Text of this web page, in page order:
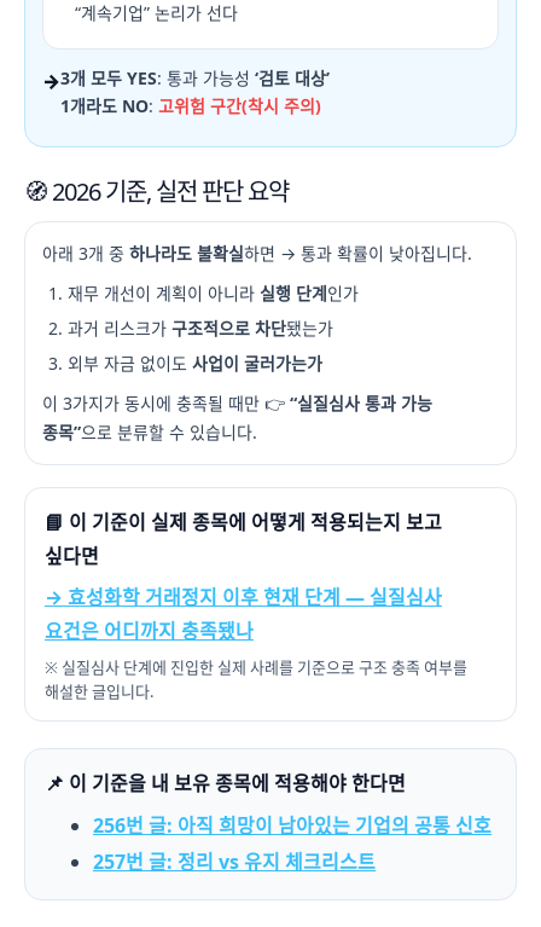
“계속기업” 논리가 선다
→3개 모두 YES: 통과 가능성 ‘검토 대상’
1개라도 NO: 고위험 구간(착시 주의)
🧭 2026 기준, 실전 판단 요약
아래 3개 중 하나라도 불확실하면 → 통과 확률이 낮아집니다.
재무 개선이 계획이 아니라 실행 단계인가
과거 리스크가 구조적으로 차단됐는가
외부 자금 없이도 사업이 굴러가는가
이 3가지가 동시에 충족될 때만 👉 “실질심사 통과 가능
종목”으로 분류할 수 있습니다.
📘 이 기준이 실제 종목에 어떻게 적용되는지 보고
싶다면
→ 효성화학 거래정지 이후 현재 단계 — 실질심사
요건은 어디까지 충족됐나
※ 실질심사 단계에 진입한 실제 사례를 기준으로 구조 충족 여부를
해설한 글입니다.
📌 이 기준을 내 보유 종목에 적용해야 한다면
256번 글: 아직 희망이 남아있는 기업의 공통 신호
257번 글: 정리 vs 유지 체크리스트